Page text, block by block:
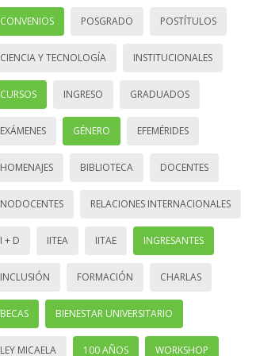
CONVENIOS POSGRADO POSTÍTULOS
CIENCIA Y TECNOLOGÍA INSTITUCIONALES
CURSOS INGRESO GRADUADOS
EXÁMENES GÉNERO EFEMÉRIDES
HOMENAJES BIBLIOTECA DOCENTES
NODOCENTES RELACIONES INTERNACIONALES
I + D IITEA IITAE INGRESANTES
INCLUSIÓN FORMACIÓN CHARLAS
BECAS BIENESTAR UNIVERSITARIO
LEY MICAELA 100 AÑOS WORKSHOP